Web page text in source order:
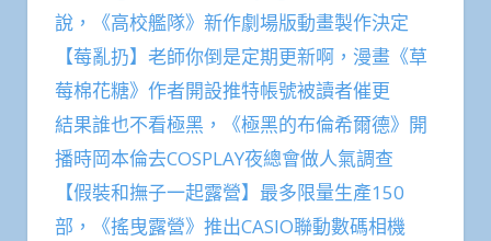
說，《高校艦隊》新作劇場版動畫製作決定
【莓亂扔】老師你倒是定期更新啊，漫畫《草
莓棉花糖》作者開設推特帳號被讀者催更
結果誰也不看極黑，《極黑的布倫希爾德》開
播時岡本倫去COSPLAY夜總會做人氣調查
【假裝和撫子一起露營】最多限量生產150
部，《搖曳露營》推出CASIO聯動數碼相機